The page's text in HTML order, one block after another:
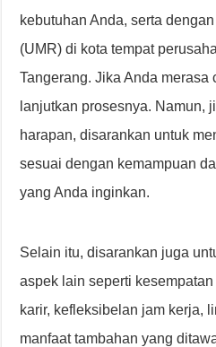
kebutuhan Anda, serta
(UMR) di kota tempat
Tangerang. Jika Anda merasa
lanjutkan prosesnya. Namun,
harapan, disarankan untuk
sesuai dengan kemampuan
yang Anda inginkan.
Selain itu, disarankan juga
aspek lain seperti
karir, kefleksibelan jam kerja,
manfaat tambahan yang